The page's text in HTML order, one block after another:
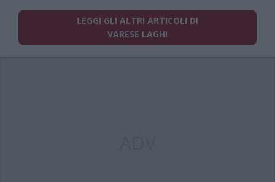
LEGGI GLI ALTRI ARTICOLI DI
VARESE LAGHI